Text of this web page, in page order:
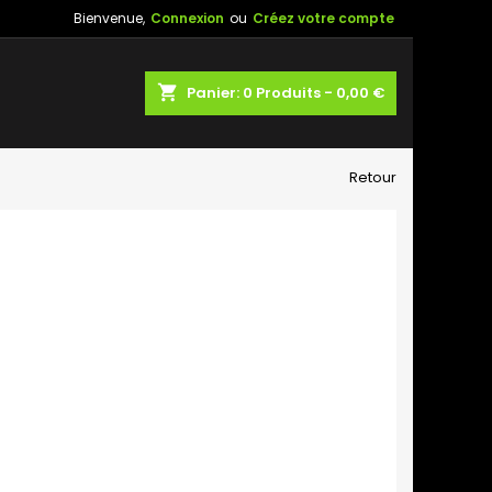
Bienvenue, Connexion ou Créez votre compte
shopping_cart Panier: 0 Produits - 0,00 €
Retour